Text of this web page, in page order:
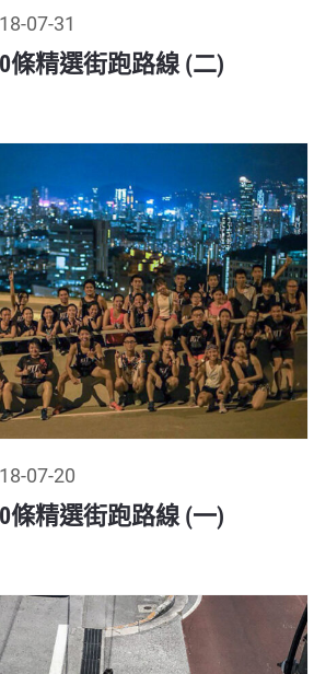
07-31
條精選街跑路線 (二)
07-20
條精選街跑路線 (一)